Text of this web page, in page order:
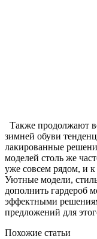
Также продолжают
зимней обуви
лакированные
моделей столь же
уже совсем рядом, и к
Уютные модели,
дополнить гардероб
эффектными
предложений для
Похожие статьи